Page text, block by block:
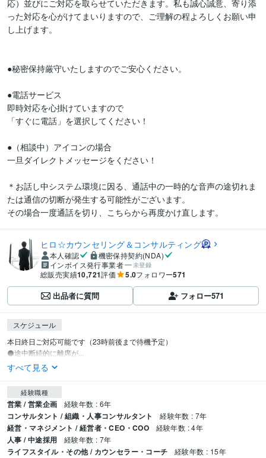
応）並びにご対応を取らせていただきます。私も誠心誠意、寄り添
った対応を心がけてまいりますので、ご理解の程よろしくお願い申
し上げます。
●秘密保持厳守いたしますのでご安心ください。
●電話サービス
即時対応を心掛けていますので
「すぐに電話」を選択してください！
●（相談中）アイコンの場合
一旦ダイレクトメッセージをください！
＊お話し中システム環境に因る、通話中の一時的な音声の途切れま
たは通信の切断が発生する可能性がございます。
ヒロ☆カウンセリング＆コンサルティング
本人確認
機密保持契約(NDA)
インボイス発行事業者
未登録
総販売実績10,721評価 5.0フォロワー571
出品者に質問 フォロー571
スケジュール
本日終日ご対応可能です（23時前後まで待機予定）
⚫️途中断続的に離席が...
すべて見る
経験職種
営業 / 営業企画 経験年数 : 6年
コンサルタント / 組織・人事コンサルタント 経験年数 : 7年
経営・マネジメント / 経営者・CEO・COO 経験年数 : 4年
人事 / 中途採用 経験年数 : 7年
ライフスタイル・その他 / カウンセラー・コーチ 経験年数 : 15年